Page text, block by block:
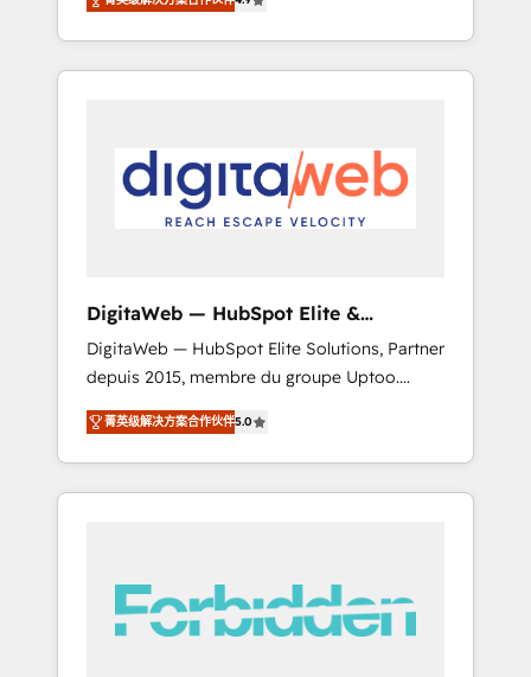
industries. With 150+ HubSpot-certified
experts, we deliver scalable solutions to
complex GTM and RevOps challenges. Our
smooth setup tailored to your GTM motion.
🔹 Migrations: Move from other CRMs to
HubSpot without data loss or downtime. 🔹
stack for better adoption. 🔹 Custom
Solutions: Build tailored apps, workflows, and
configurations. We are SOC 2 Type II and ISO
27001 certified, reinforcing our commitment
to data security and compliance. At
OneMetric, we help revenue teams focus on
the OneMetric that matters most: revenue.
DigitaWeb — HubSpot Elite &
Intégrations ERP
DigitaWeb — HubSpot Elite Solutions, Partner
depuis 2015, membre du groupe Uptoo.
Nous aidons les ETI et PME B2B à unifier
Marketing, Ventes et Service sur HubSpot
grâce à la Revenue Architecture : alignement
des équipes, pipeline prévisible, croissance
Shopify, Oneflow. 💻 Développements
custom : CRM UI Extensions (React),
菁英级解决方案合作伙伴5.0